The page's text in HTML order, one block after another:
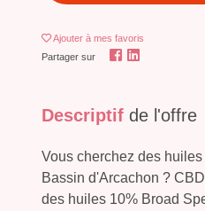
Ajouter à mes favoris
Partager sur
Descriptif de l'offre
Vous cherchez des
Bassin d'Arcachon ?
des huiles 10% Broad